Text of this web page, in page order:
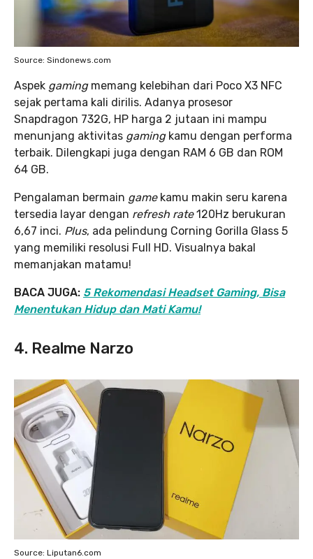
Source: Sindonews.com
Aspek gaming memang kelebihan dari Poco X3 NFC
sejak pertama kali dirilis. Adanya prosesor
Snapdragon 732G, HP harga 2 jutaan ini mampu
menunjang aktivitas gaming kamu dengan performa
terbaik. Dilengkapi juga dengan RAM 6 GB dan ROM
64 GB.
Pengalaman bermain game kamu makin seru karena
tersedia layar dengan refresh rate120Hz berukuran
6,67 inci. Plus, ada pelindung Corning Gorilla Glass 5
yang memiliki resolusi Full HD. Visualnya bakal
memanjakan matamu!
BACA JUGA: 5 Rekomendasi Headset Gaming, Bisa
Menentukan Hidup dan Mati Kamu!
4. Realme Narzo
Source: Liputan6.com